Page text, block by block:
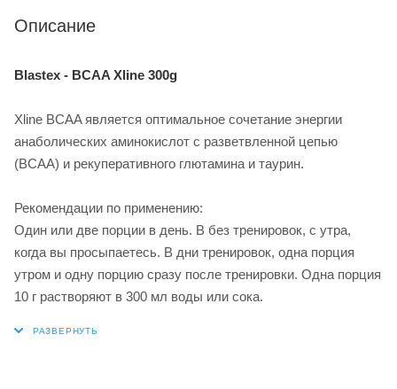
Описание
Blastex - BCAA Xline 300g
Xline BCAA является оптимальное сочетание энергии
анаболических аминокислот с разветвленной цепью
(BCAA) и рекуперативного глютамина и таурин.
Рекомендации по применению:
Один или две порции в день. В без тренировок, с утра,
когда вы просыпаетесь. В дни тренировок, одна порция
утром и одну порцию сразу после тренировки. Одна порция
10 г растворяют в 300 мл воды или сока.